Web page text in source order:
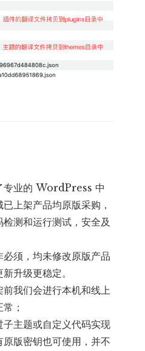
专业的 WordPress 中
上架产品均原版采购，
检测和运行测试，安全及
须，均未修改原版产品
升级更稳定。
我们会进行本机和线上
；
子主题或自定义代码实现
版密钥也可使用，并不